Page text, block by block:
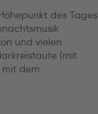
des Tages
und vielen
(mit
mit dem